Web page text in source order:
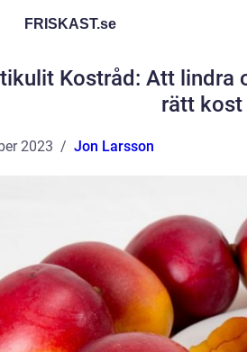
FRISKAST.se
Kostråd: Att lindra
rätt kost
2023 Jon Larsson